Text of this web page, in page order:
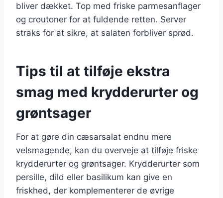
bliver dækket. Top med friske parmesanflager
og croutoner for at fuldende retten. Server
straks for at sikre, at salaten forbliver sprød.
Tips til at tilføje ekstra
smag med krydderurter og
grøntsager
For at gøre din cæsarsalat endnu mere
velsmagende, kan du overveje at tilføje friske
krydderurter og grøntsager. Krydderurter som
persille, dild eller basilikum kan give en
friskhed, der komplementerer de øvrige